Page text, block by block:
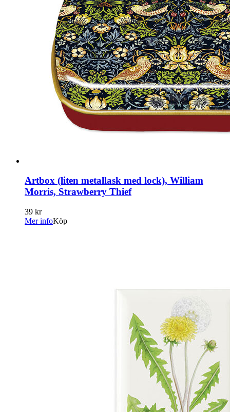
Artbox (liten metallask med lock), William
Morris, Strawberry Thief
39 kr
Mer infoKöp